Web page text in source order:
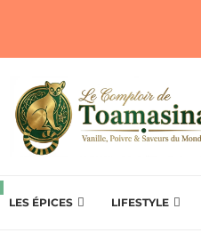
LES ÉPICES LIFESTYLE